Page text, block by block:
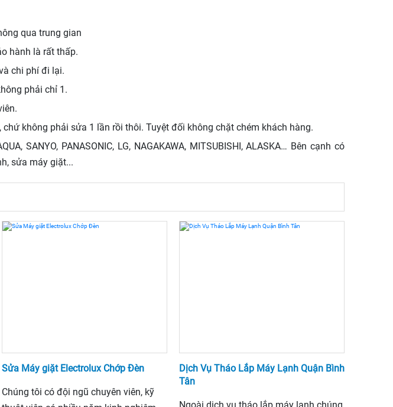
qua trung gian
hành là rất thấp.
chi phí đi lại.
phải chỉ 1.
không phải sửa 1 lần rồi thôi. Tuyệt đối không chặt chém khách hàng.
SANYO, PANASONIC, LG, NAGAKAWA, MITSUBISHI, ALASKA… Bên cạnh có
sửa máy giặt...
Sửa Máy giặt Electrolux Chớp Đèn
Chúng tôi có đội ngũ chuyên viên, kỹ
Dịch Vụ Tháo Lắp Máy Lạnh Quận Bình
Tân